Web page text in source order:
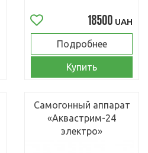
18500 UAH
Подробнее
Купить
Самогонный аппарат
«Аквастрим-24
электро»